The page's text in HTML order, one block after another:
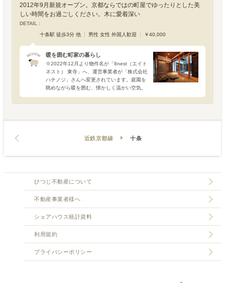
2012年9月新規オープン。京都ならではの町屋でゆったりとした美
しい時間をお過ごしください。木に愛着深い
DETAIL :
十条駅 徒歩3分 他
男性 女性 外国人歓迎 ￥40,000
暖を囲む町家の暮らし
※2022年12月より物件名が「8nest（エイト
ネスト） 東寺」へ、運営事業者が「株式会社
ハチノジ」さんへ変更されています。庭園を
眺めながら暖を囲む、懐かしく温かい空気。
まいのぬくもりをよりいっそう感じる季節に
近鉄京都線 十条
ひつじ不動産について
不動産事業者様へ
シェアハウス統計資料
利用規約
プライバシーポリシー